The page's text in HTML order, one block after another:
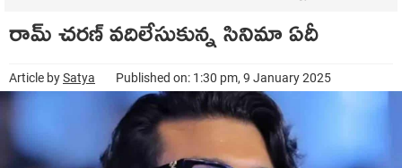
రామ్ చరణ్ వదిలేసుకున్న సినిమా ఏదీ
Article bySatya Published on: 1:30 pm, 9 January 2025